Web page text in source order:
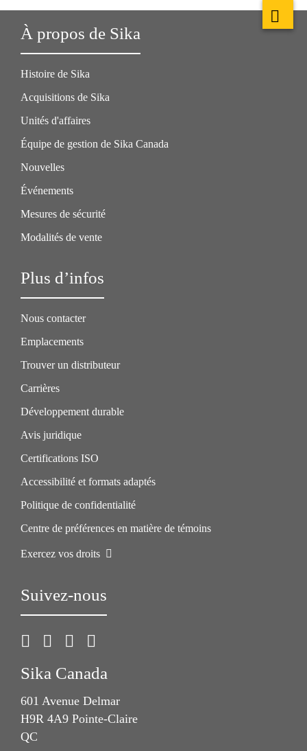
À propos de Sika
Histoire de Sika
Acquisitions de Sika
Unités d'affaires
Équipe de gestion de Sika Canada
Nouvelles
Événements
Mesures de sécurité
Modalités de vente
Plus d’infos
Nous contacter
Emplacements
Trouver un distributeur
Carrières
Développement durable
Avis juridique
Certifications ISO
Accessibilité et formats adaptés
Politique de confidentialité
Centre de préférences en matière de témoins
Exercez vos droits
Suivez-nous
Sika Canada
601 Avenue Delmar
H9R 4A9 Pointe-Claire
QC